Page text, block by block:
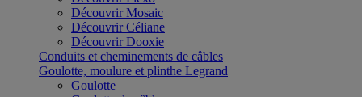
Découvrir Mosaic
Découvrir Céliane
Découvrir Dooxie
Conduits et cheminements de câbles
Goulotte, moulure et plinthe Legrand
Goulotte